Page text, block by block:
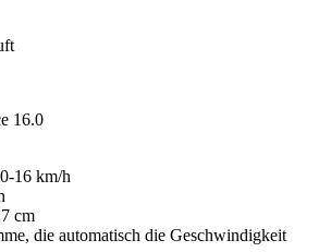
16.0
16 km/h
cm
die automatisch die Geschwindigkeit